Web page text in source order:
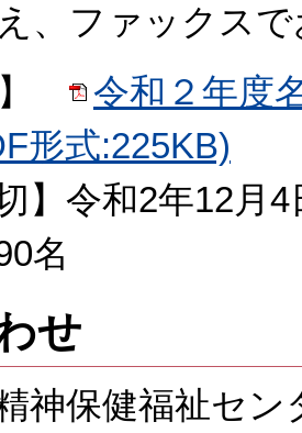
、ファックス
】
令和２年度
形式:225KB)
】令和2年12月
名
せ
神保健福祉セン